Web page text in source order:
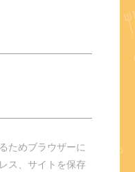
ためブラウザーに
ス、サイトを保存